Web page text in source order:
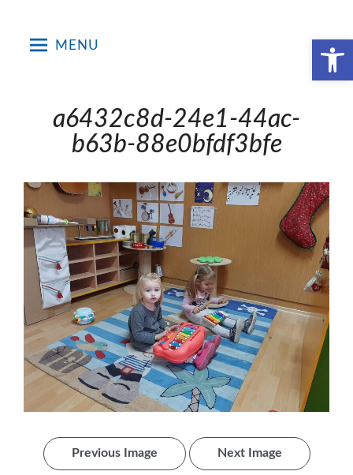
Open toolbar
MENU
a6432c8d-24e1-44ac-
b63b-88e0bfdf3bfe
Previous Image Next Image